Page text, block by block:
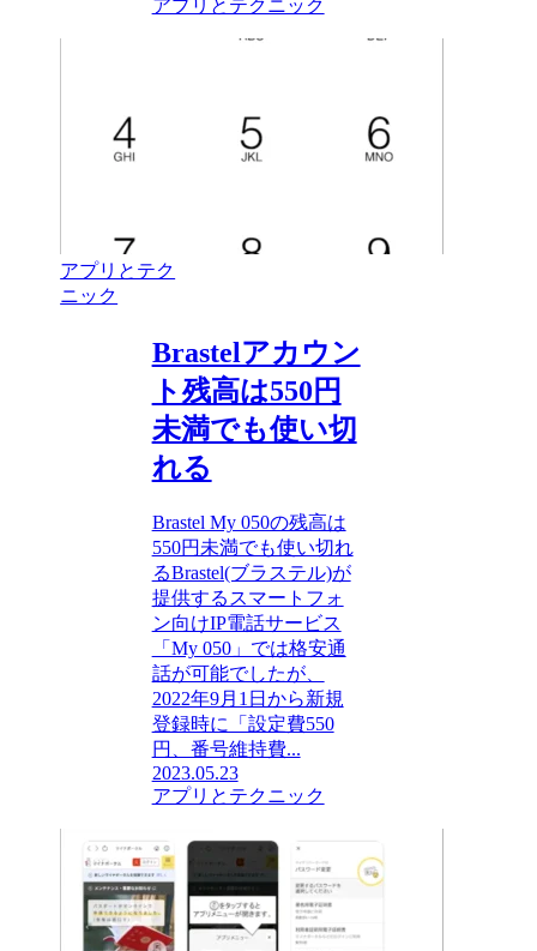
アプリとテクニック
アプリとテク
ニック
Brastelアカウン
ト残高は550円
未満でも使い切
れる
Brastel My 050の残高は
550円未満でも使い切れ
るBrastel(ブラステル)が
提供するスマートフォ
ン向けIP電話サービス
「My 050」では格安通
話が可能でしたが、
2022年9月1日から新規
登録時に「設定費550
円、番号維持費...
2023.05.23
アプリとテクニック